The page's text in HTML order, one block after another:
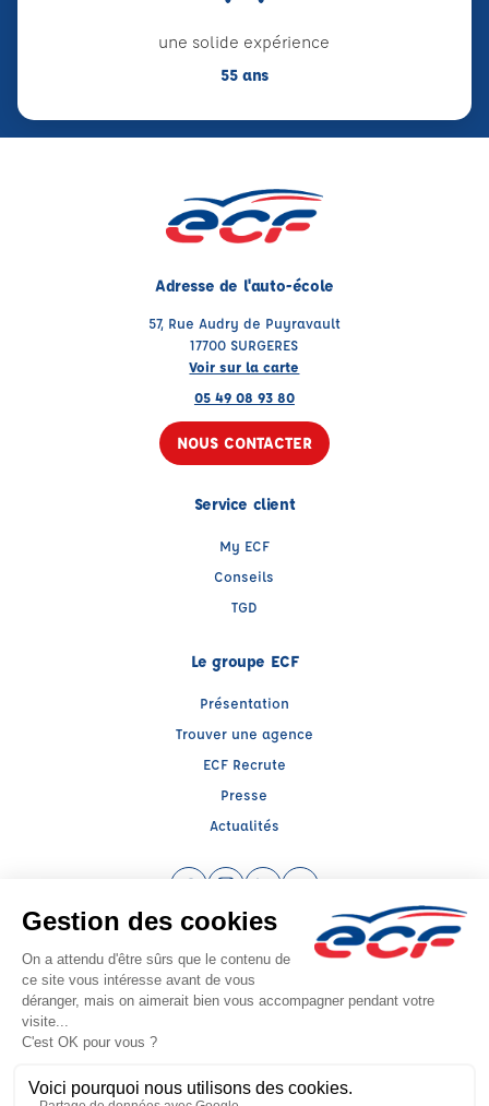
une solide expérience
55 ans
Adresse de l'auto-école
57, Rue Audry de Puyravault
17700 SURGERES
Voir sur la carte
05 49 08 93 80
NOUS CONTACTER
Service client
My ECF
Conseils
TGD
Le groupe ECF
Présentation
Trouver une agence
ECF Recrute
Presse
Actualités
Facebook (nouvelle fenêtre)
Instagram (nouvelle fenêtre)
LinkedIn (nouvelle fenêtre)
YouTube (nouvelle
Raison sociale : ECF CER CENTRE ATLANTIQUE - Capital social: 2500000€
SIREN: 312379266 - Numéro de TVA intracommunautaire: FR 52 312379266
Agrément n°E1501700020
Siège social : RN 11 - Rte de la Mothe Les Champs Dorés, LA CRECHE (79260) -